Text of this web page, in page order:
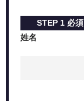
STEP 1 必須
姓名